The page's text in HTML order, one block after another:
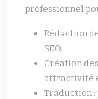
professionnel
Rédaction
SEO.
Création
attractivité
Traduction